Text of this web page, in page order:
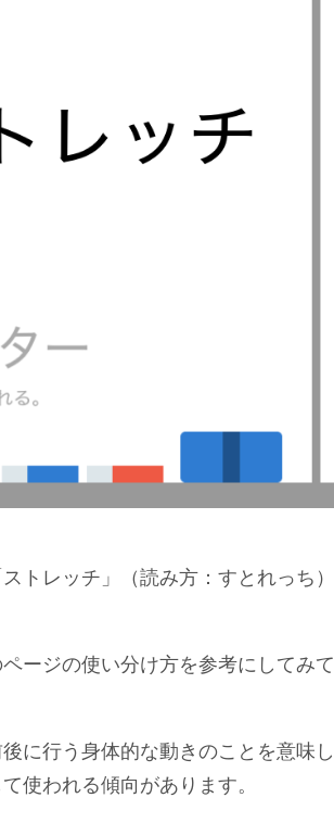
トレッチ」（読み方：すとれっち）
ージの使い分け方を参考にしてみて
に行う身体的な動きのことを意味し
使われる傾向があります。